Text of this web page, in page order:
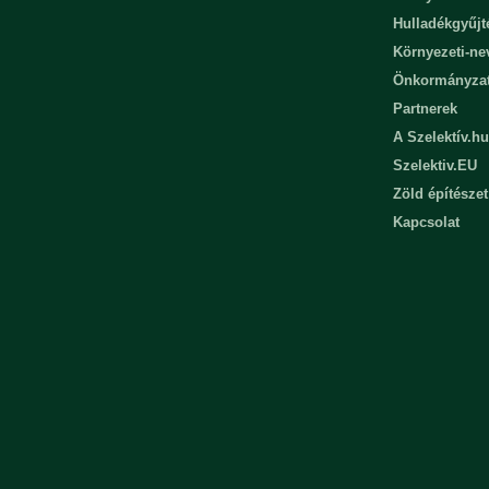
Környezeti-
Partnerek
A
Szelektiv.EU
Zöld építészet
Kapcsolat